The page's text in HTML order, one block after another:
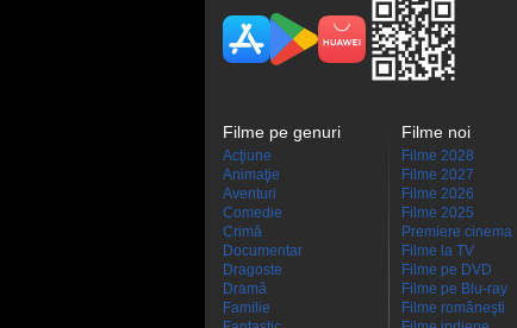
Filme pe genuri
Acţiune
Animaţie
Aventuri
Comedie
Crimă
Documentar
Dragoste
Dramă
Familie
Filme noi
Filme 2028
Filme 2027
Filme 2026
Filme 2025
Premiere cinema
Filme la TV
Filme pe DVD
Filme pe Blu-ray
Filme româneşti